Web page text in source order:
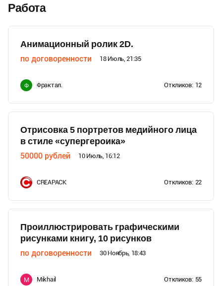
Работа
Анимационный ролик 2D.
по договоренности 18 Июль, 21:35
Ф Фрактал. Откликов: 12
Отрисовка 5 портретов медийного лица
в стиле «супергероика»
50000 рублей 10 Июль, 16:12
CREAPACK Откликов: 22
Проиллюстрировать графическими
рисунками книгу, 10 рисунков
по договоренности 30 Ноябрь, 18:43
M Mikhail Откликов: 55